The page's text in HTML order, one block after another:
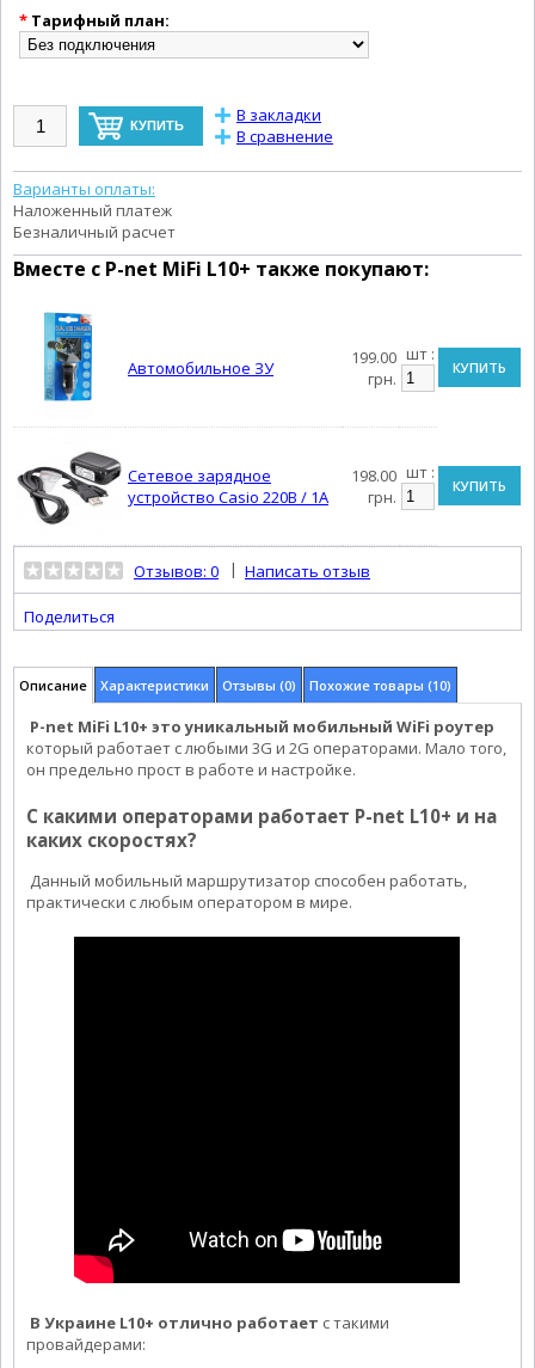
* Тарифный план:
В закладки
В сравнение
Варианты оплаты:
Наложенный платеж
Безналичный расчет
Вместе с P-net MiFi L10+ также покупают:
Автомобильное ЗУ
199.00
грн.
шт :
КУПИТЬ
Сетевое зарядное
устройство Casio 220В / 1А
198.00
грн.
шт :
КУПИТЬ
Отзывов: 0 | Написать отзыв
Поделиться
Описание Характеристики Отзывы (0) Похожие товары (10)
P-net MiFi L10+ это уникальный мобильный WiFi роутер
который работает с любыми 3G и 2G операторами. Мало того,
он предельно прост в работе и настройке.
С какими операторами работает P-net L10+ и на
каких скоростях?
Данный мобильный маршрутизатор способен работать,
практически с любым оператором в мире.
В Украине L10+ отлично работает с такими
провайдерами: